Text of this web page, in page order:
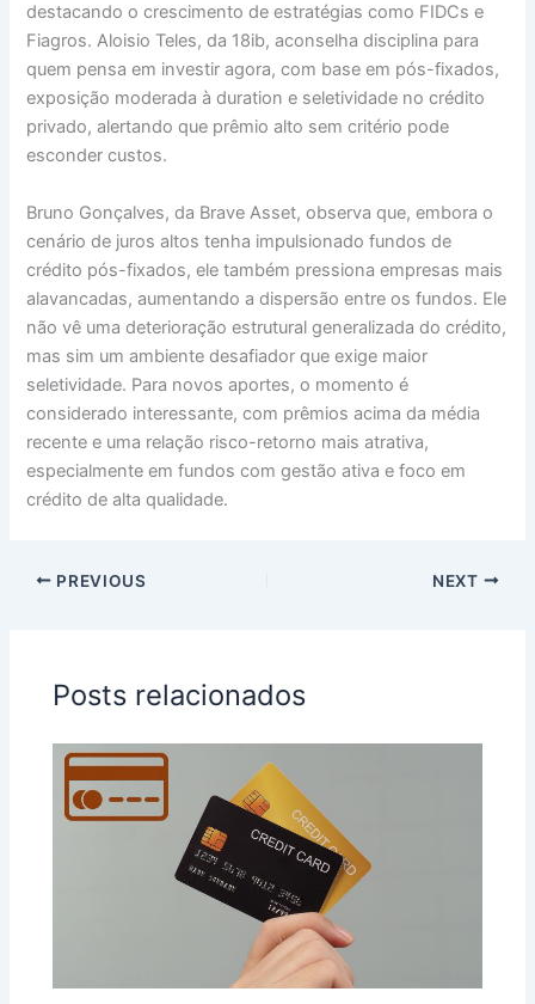
destacando o crescimento de estratégias como FIDCs e
Fiagros. Aloisio Teles, da 18ib, aconselha disciplina para
quem pensa em investir agora, com base em pós-fixados,
exposição moderada à duration e seletividade no crédito
privado, alertando que prêmio alto sem critério pode
esconder custos.
Bruno Gonçalves, da Brave Asset, observa que, embora o
cenário de juros altos tenha impulsionado fundos de
crédito pós-fixados, ele também pressiona empresas mais
alavancadas, aumentando a dispersão entre os fundos. Ele
não vê uma deterioração estrutural generalizada do crédito,
mas sim um ambiente desafiador que exige maior
seletividade. Para novos aportes, o momento é
considerado interessante, com prêmios acima da média
recente e uma relação risco-retorno mais atrativa,
especialmente em fundos com gestão ativa e foco em
crédito de alta qualidade.
PREVIOUS NEXT
Posts relacionados